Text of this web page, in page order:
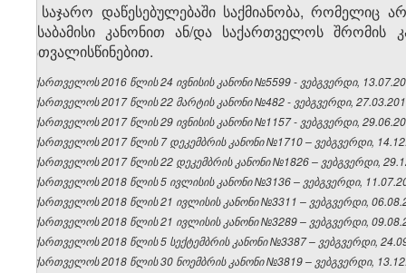
4. საჯარო დაწესებულებაში საქმიანობა, რომელიც
შესაბამისი კანონით ან/და საქართველოს შრომის
გათვალისწინებით.
საქართველოს 2016 წლის 24 ივნისის კანონი №5599 - ვებგვერდი,
საქართველოს 2017 წლის 22 მარტის კანონი №482 - ვებგვერდი,
საქართველოს 2017 წლის 29 ივნისის კანონი №1157 - ვებგვერდი,
საქართველოს 2017 წლის 7 დეკემბრის კანონი №1710 – ვებგვერდი,
საქართველოს 2017 წლის 22 დეკემბრის კანონი №1826 – ვებგვერდი,
საქართველოს 2018 წლის 5 ივლისის კანონი №3136 – ვებგვერდი,
საქართველოს 2018 წლის 21 ივლისის კანონი №3311 – ვებგვერდი,
საქართველოს 2018 წლის 21 ივლისის კანონი №3289 – ვებგვერდი,
საქართველოს 2018 წლის 5 სექტემბრის კანონი №3387 – ვებგვერდი,
საქართველოს 2018 წლის 30 ნოემბრის კანონი №3819 – ვებგვერდი,